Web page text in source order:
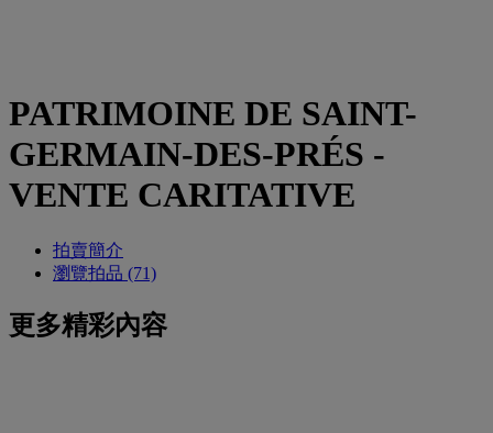
PATRIMOINE DE SAINT-
GERMAIN-DES-PRÉS -
VENTE CARITATIVE
拍賣簡介
瀏覽拍品 (71)
更多精彩內容